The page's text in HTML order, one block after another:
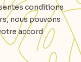
conditions
nous pouvons
accord